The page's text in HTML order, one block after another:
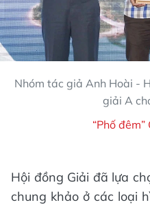
Nhóm tác giả Anh Hoài -
giải A
“Phố
Hội đồng Giải đã lựa
chung khảo ở các loại